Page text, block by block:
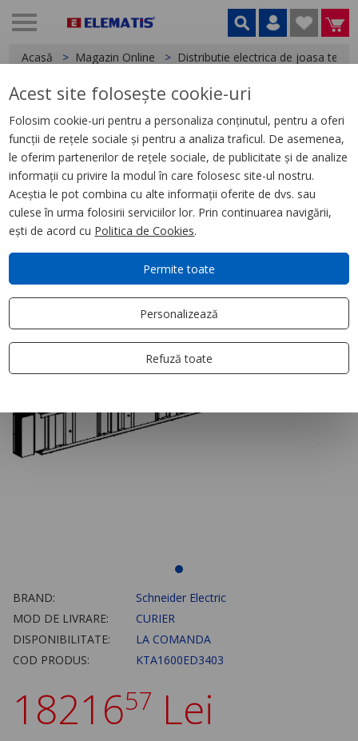
Acasă Magazin Online Distributie electrica de joasa
< Bara capsulata
Canalis Lungime Distributie Pt
Unit Tap-Off Conectabila 1600A
3L+N+Pe 2M
BRAND:
Schneider Electric
MOD DE LIVRARE:
CURIER
DISPONIBILITATE:
LA COMANDA
COD PRODUS:
KTA1600ED3403
1821657 Lei
Acest site folosește cookie-uri
Folosim cookie-uri pentru a personaliza conținutul, pentru a oferi
funcții de rețele sociale și pentru a analiza traficul. De asemenea,
le oferim partenerilor de rețele sociale, de publicitate și de analize
informații cu privire la modul în care folosesc site-ul nostru.
Aceștia le pot combina cu alte informații oferite de dvs. sau
culese în urma folosirii serviciilor lor. Prin continuarea navigării,
ești de acord cu Politica de Cookies.
Permite toate
Personalizează
Refuză toate